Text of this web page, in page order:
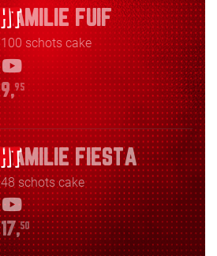
FAMILIE FUIF
100 schots cake
9,95
FAMILIE FIESTA
48 schots cake
17,50